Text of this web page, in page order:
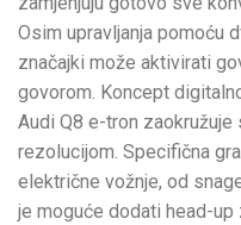
Osim upravljanja pomoću
značajki može aktivirati
govorom. Koncept
Audi Q8 e-tron
rezolucijom. Specifična
električne vožnje, od
je moguće dodati head-